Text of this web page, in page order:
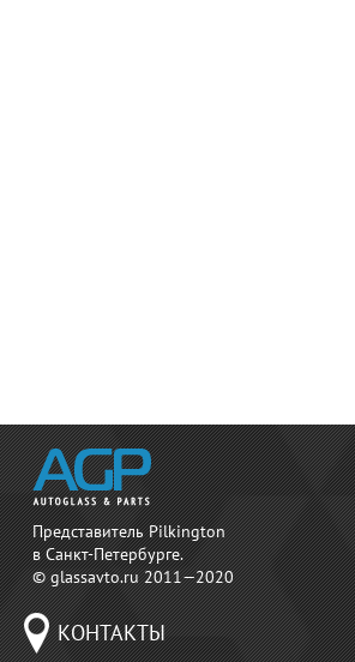
Представитель Pilkington
в Санкт-Петербурге.
© glassavto.ru 2011—2020
КОНТАКТЫ